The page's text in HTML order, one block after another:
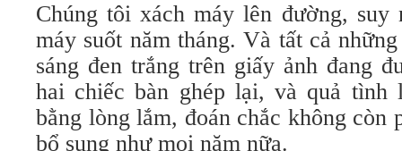
Chúng tôi xách máy lên đường, suy
máy suốt năm tháng. Và tất cả
sáng đen trắng trên giấy ảnh đang
hai chiếc bàn ghép lại, và quả
bằng lòng lắm, đoán chắc không còn
bổ sung như mọi năm nữa.